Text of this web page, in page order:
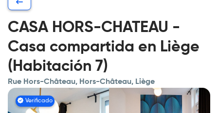
CASA HORS-CHATEAU -
Casa compartida en Liège
(Habitación 7)
Rue Hors-Château, Hors-Château, Liège
Verificado